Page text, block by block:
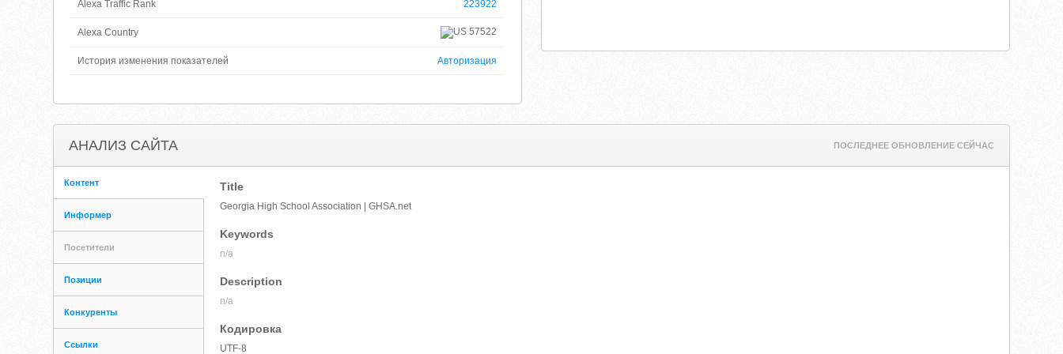
Alexa Traffic Rank 223922
Alexa Country 57522
История изменения показателей Авторизация
АНАЛИЗ САЙТА ПОСЛЕДНЕЕ ОБНОВЛЕНИЕ СЕЙЧАС
Контент
Информер
Посетители
Позиции
Конкуренты
Ссылки
Title
Georgia High School Association | GHSA.net
Keywords
n/a
Description
n/a
Кодировка
UTF-8